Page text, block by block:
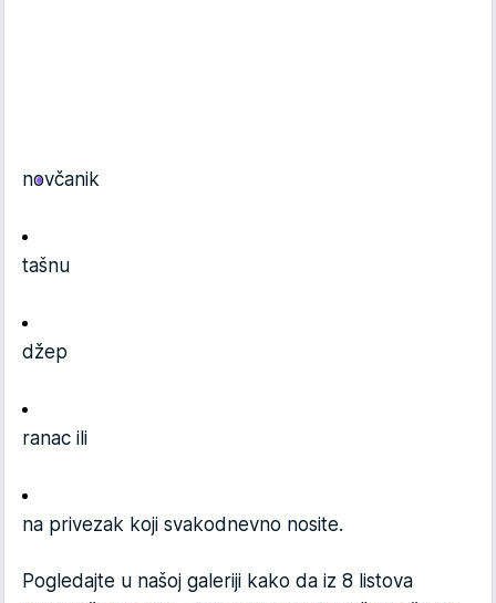
novčanik
tašnu
džep
ranac ili
na privezak koji svakodnevno nosite.
Pogledajte u našoj galeriji kako da iz 8 listova